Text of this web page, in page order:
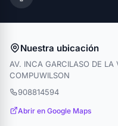
Nuestra ubicación
AV. INCA GARCILASO DE
COMPUWILSON
908814594
Abrir en Google Maps